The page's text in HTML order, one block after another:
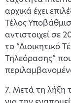
αρχικά έχει
Τέλος
αντιστοιχεί σε
το “Διοικητικό
Τηλεόρασης”
7. Μετά τη λήξη